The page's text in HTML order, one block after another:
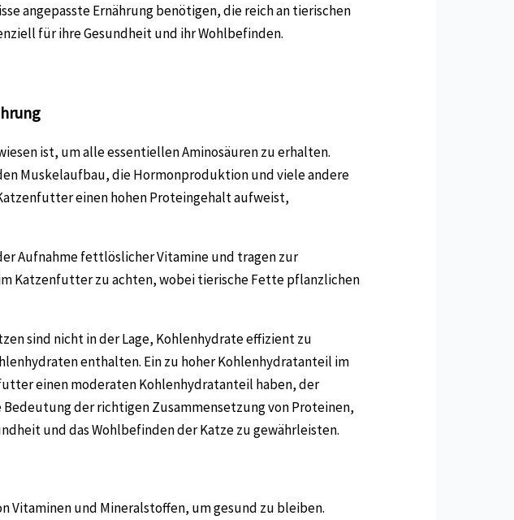
angepasste Ernährung benötigen, die reich an tierischen
für ihre Gesundheit und ihr Wohlbefinden.
ist, um alle essentiellen Aminosäuren zu erhalten.
Muskelaufbau, die Hormonproduktion und viele andere
einen hohen Proteingehalt aufweist,
Aufnahme fettlöslicher Vitamine und tragen zur
Katzenfutter zu achten, wobei tierische Fette pflanzlichen
sind nicht in der Lage, Kohlenhydrate effizient zu
enthalten. Ein zu hoher Kohlenhydratanteil im
einen moderaten Kohlenhydratanteil haben, der
der richtigen Zusammensetzung von Proteinen,
und das Wohlbefinden der Katze zu gewährleisten.
Vitaminen und Mineralstoffen, um gesund zu bleiben.